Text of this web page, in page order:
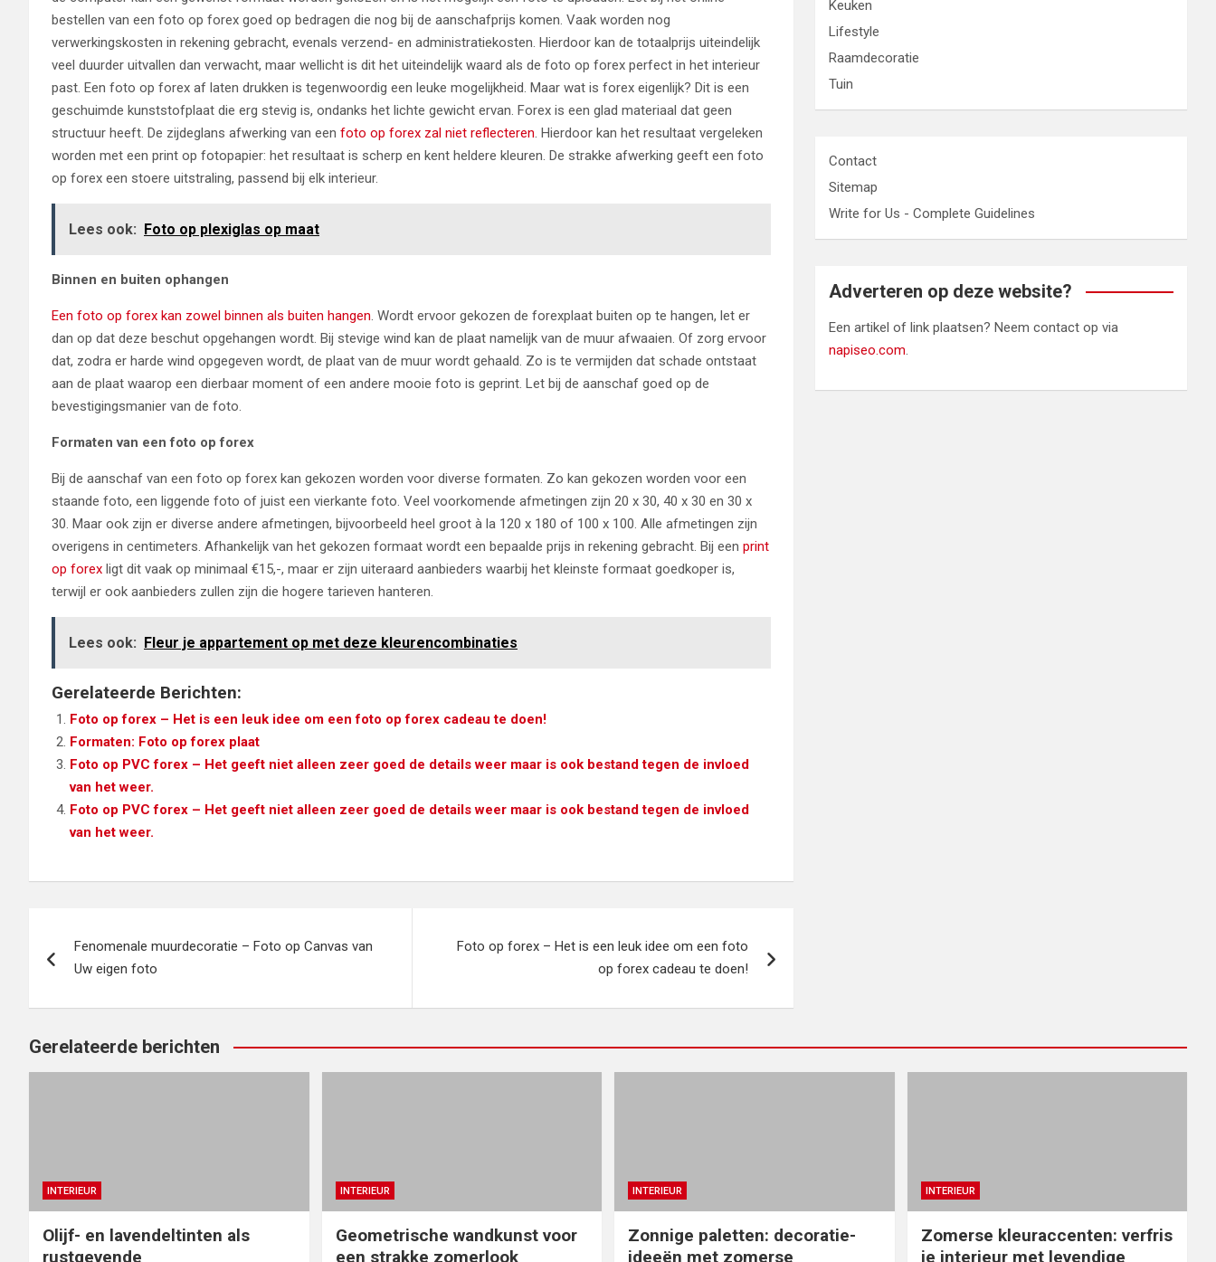
bestellen van een foto op forex goed op bedragen die nog bij de aanschafprijs komen. Vaak worden nog
verwerkingskosten in rekening gebracht, evenals verzend- en administratiekosten. Hierdoor kan de totaalprijs uiteindelijk
veel duurder uitvallen dan verwacht, maar wellicht is dit het uiteindelijk waard als de foto op forex perfect in het interieur
past. Een foto op forex af laten drukken is tegenwoordig een leuke mogelijkheid. Maar wat is forex eigenlijk? Dit is een
geschuimde kunststofplaat die erg stevig is, ondanks het lichte gewicht ervan. Forex is een glad materiaal dat geen
structuur heeft. De zijdeglans afwerking van een foto op forex zal niet reflecteren. Hierdoor kan het resultaat vergeleken
worden met een print op fotopapier: het resultaat is scherp en kent heldere kleuren. De strakke afwerking geeft een foto
op forex een stoere uitstraling, passend bij elk interieur.
Lees ook: Foto op plexiglas op maat
Binnen en buiten ophangen
Een foto op forex kan zowel binnen als buiten hangen. Wordt ervoor gekozen de forexplaat buiten op te hangen, let er
dan op dat deze beschut opgehangen wordt. Bij stevige wind kan de plaat namelijk van de muur afwaaien. Of zorg ervoor
dat, zodra er harde wind opgegeven wordt, de plaat van de muur wordt gehaald. Zo is te vermijden dat schade ontstaat
aan de plaat waarop een dierbaar moment of een andere mooie foto is geprint. Let bij de aanschaf goed op de
bevestigingsmanier van de foto.
Formaten van een foto op forex
Bij de aanschaf van een foto op forex kan gekozen worden voor diverse formaten. Zo kan gekozen worden voor een
staande foto, een liggende foto of juist een vierkante foto. Veel voorkomende afmetingen zijn 20 x 30, 40 x 30 en 30 x
30. Maar ook zijn er diverse andere afmetingen, bijvoorbeeld heel groot à la 120 x 180 of 100 x 100. Alle afmetingen zijn
overigens in centimeters. Afhankelijk van het gekozen formaat wordt een bepaalde prijs in rekening gebracht. Bij een print
op forex ligt dit vaak op minimaal €15,-, maar er zijn uiteraard aanbieders waarbij het kleinste formaat goedkoper is,
terwijl er ook aanbieders zullen zijn die hogere tarieven hanteren.
Lees ook: Fleur je appartement op met deze kleurencombinaties
Gerelateerde Berichten:
Foto op forex – Het is een leuk idee om een foto op forex cadeau te doen!
Formaten: Foto op forex plaat
Foto op PVC forex – Het geeft niet alleen zeer goed de details weer maar is ook bestand tegen de invloed
van het weer.
Foto op PVC forex – Het geeft niet alleen zeer goed de details weer maar is ook bestand tegen de invloed
van het weer.
navigatie
Fenomenale muurdecoratie – Foto op Canvas van
Uw eigen foto
Foto op forex – Het is een leuk idee om een foto
op forex cadeau te doen!
Keuken
Lifestyle
Raamdecoratie
Tuin
Contact
Sitemap
Write for Us - Complete Guidelines
Adverteren op deze website?
Een artikel of link plaatsen? Neem contact op via
napiseo.com.
Gerelateerde berichten
INTERIEUR
Olijf- en lavendeltinten als
rustgevende
INTERIEUR
Geometrische wandkunst voor
een strakke zomerlook
INTERIEUR
Zonnige paletten: decoratie-
ideeën met zomerse
INTERIEUR
Zomerse kleuraccenten: verfris
je interieur met levendige